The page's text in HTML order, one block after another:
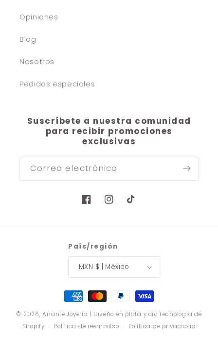
Opiniones
Blog
Nosotros
Pedidos especiales
Suscríbete a nuestra comunidad
para recibir promociones
exclusivas
Correo electrónico
FacebookInstagram
TikTok
País/región
MXN $ | México
Formas
de
pago
© 2026,Anante Joyería | Diseño en plata y oro Tecnología de
Shopify
Política de reembolso Política de privacidad